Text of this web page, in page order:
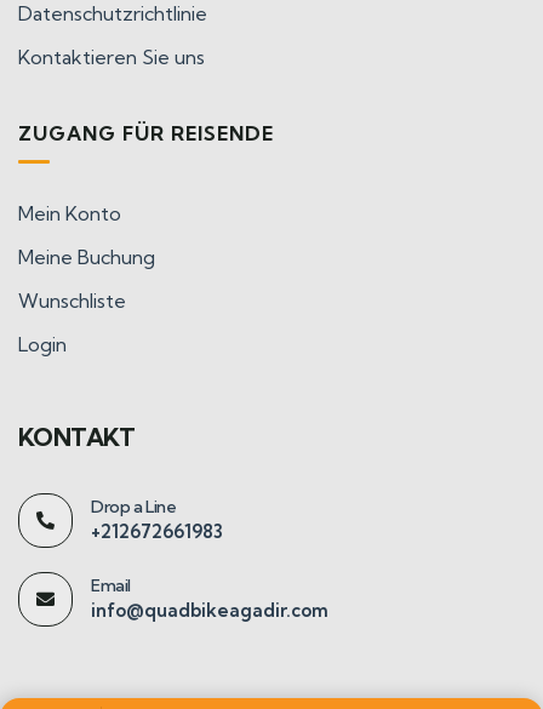
Datenschutzrichtlinie
Kontaktieren Sie uns
ZUGANG FÜR REISENDE
Mein Konto
Meine Buchung
Wunschliste
Login
KONTAKT
Drop a Line
+212672661983
Email
info@quadbikeagadir.com